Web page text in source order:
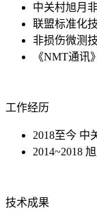
中关村旭月
联盟标准化
非损伤微测
《NMT通讯
工作经历
2018至今 中
2014~2018
技术成果